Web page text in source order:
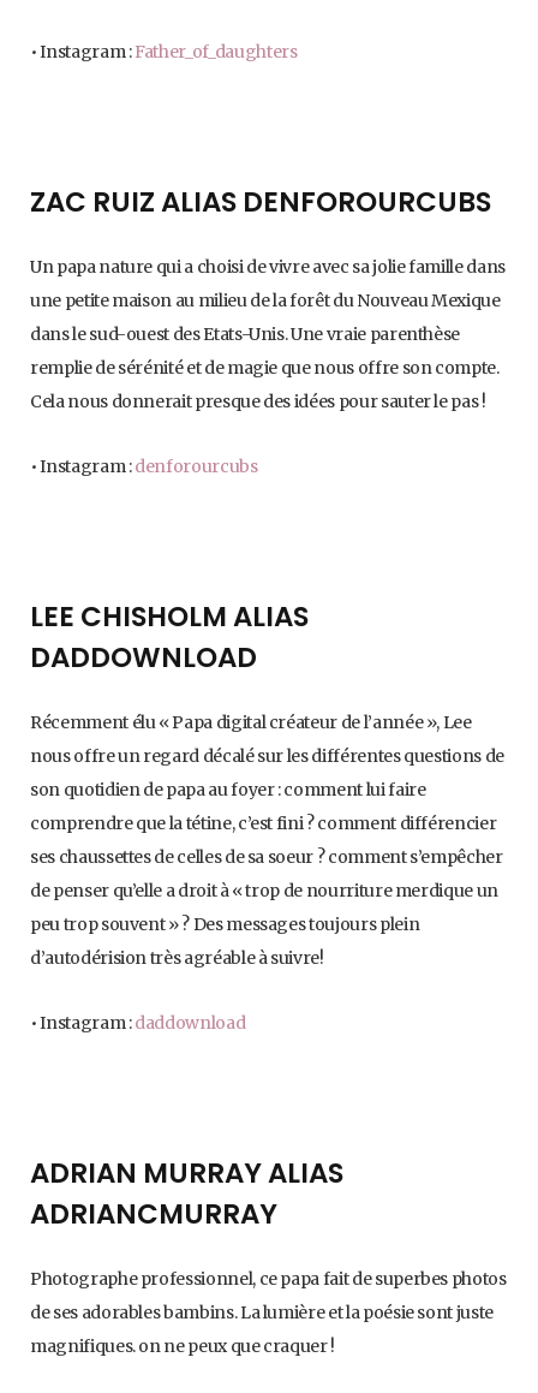
• Instagram :Father_of_daughters
ZAC RUIZ ALIAS DENFOROURCUBS
Un papa nature qui a choisi de vivre avec sa jolie famille dans
une petite maison au milieu de la forêt du Nouveau Mexique
dans le sud-ouest des Etats-Unis. Une vraie parenthèse
remplie de sérénité et de magie que nous offre son compte.
Cela nous donnerait presque des idées pour sauter le pas !
• Instagram :denforourcubs
LEE CHISHOLM ALIAS
DADDOWNLOAD
Récemment élu « Papa digital créateur de l’année », Lee
nous offre un regard décalé sur les différentes questions de
son quotidien de papa au foyer : comment lui faire
comprendre que la tétine, c’est fini ? comment différencier
ses chaussettes de celles de sa soeur ? comment s’empêcher
de penser qu’elle a droit à « trop de nourriture merdique un
peu trop souvent » ? Des messages toujours plein
d’autodérision très agréable à suivre!
• Instagram :daddownload
ADRIAN MURRAY ALIAS
ADRIANCMURRAY
Photographe professionnel, ce papa fait de superbes photos
de ses adorables bambins. La lumière et la poésie sont juste
magnifiques. on ne peux que craquer !